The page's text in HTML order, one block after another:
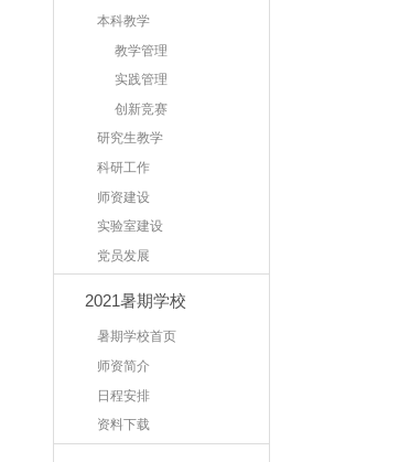
本科教学
教学管理
实践管理
创新竞赛
研究生教学
科研工作
师资建设
实验室建设
党员发展
2021暑期学校
暑期学校首页
师资简介
日程安排
资料下载